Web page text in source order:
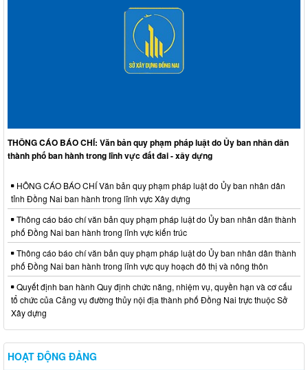
THÔNG CÁO BÁO CHÍ: Văn bản quy phạm pháp luật do Ủy ban nhân dân
thành phố ban hành trong lĩnh vực đất đai - xây dựng
HÔNG CÁO BÁO CHÍ Văn bản quy phạm pháp luật do Ủy ban nhân dân
tỉnh Đồng Nai ban hành trong lĩnh vực Xây dựng
Thông cáo báo chí văn bản quy phạm pháp luật do Ủy ban nhân dân thành
phố Đồng Nai ban hành trong lĩnh vực kiến trúc
Thông cáo báo chí văn bản quy phạm pháp luật do Ủy ban nhân dân thành
phố Đồng Nai ban hành trong lĩnh vực quy hoạch đô thị và nông thôn
Quyết định ban hành Quy định chức năng, nhiệm vụ, quyền hạn và cơ cấu
tổ chức của Cảng vụ đường thủy nội địa thành phố Đồng Nai trực thuộc Sở
Xây dựng
HOẠT ĐỘNG ĐẢNG